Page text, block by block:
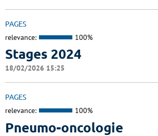
PAGES
relevance: 100%
Stages 2024
18/02/2026 15:25
PAGES
relevance: 100%
Pneumo-oncologie